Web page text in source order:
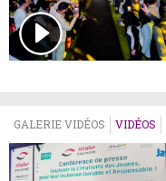
GALERIE VIDÉOS VIDÉOS